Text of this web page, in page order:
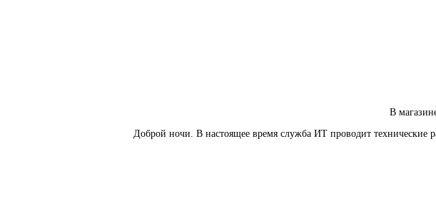
В
Доброй ночи. В настоящее время служба ИТ проводит технические